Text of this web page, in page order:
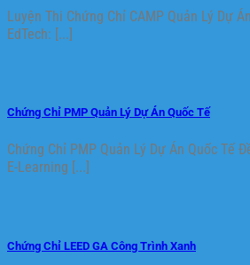
Luyện Thi Chứng Chỉ CAMP Quản Lý Dự
EdTech: [...]
Chứng Chỉ PMP Quản Lý Dự Án Quốc Tế
Chứng Chỉ PMP Quản Lý Dự Án Quốc Tế
E-Learning [...]
Chứng Chỉ LEED GA Công Trình Xanh